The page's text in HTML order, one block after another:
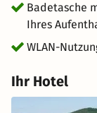
Badetasche
Ihres
WLAN-
Ihr Hotel